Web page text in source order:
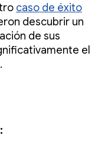
caso de éxito
descubrir un
de sus
el